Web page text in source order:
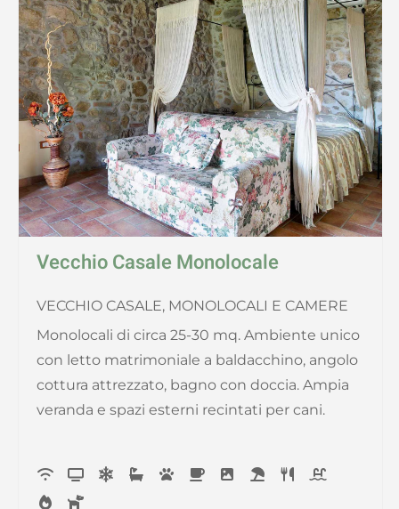
Vecchio Casale Monolocale
VECCHIO CASALE, MONOLOCALI E CAMERE
Monolocali di circa 25-30 mq. Ambiente unico
con letto matrimoniale a baldacchino, angolo
cottura attrezzato, bagno con doccia. Ampia
veranda e spazi esterni recintati per cani.